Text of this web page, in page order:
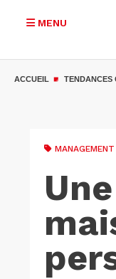
MENU
ACCUEIL TENDANCES